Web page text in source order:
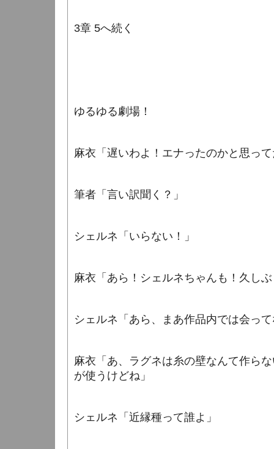
3章 5へ続く
ゆるゆる劇場！
麻衣「遅いわよ！エナったのかと思っ
筆者「言い訳聞く？」
シェルネ「いらない！」
麻衣「あら！シェルネちゃんも！久し
シェルネ「あら、まあ作品内では会っ
麻衣「あ、ラグネは糸の壁なんて作ら
が使うけどね」
シェルネ「近縁種って誰よ」